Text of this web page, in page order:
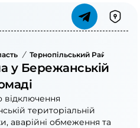
/ Тернопільський Район
у Бережанській
відключення
територіальній
аварійні обмеження та